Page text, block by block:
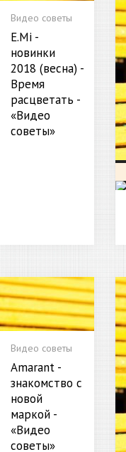
Видео советы
E.Mi -
новинки
2018 (весна) -
Время
расцветать -
«Видео
советы»
Видео советы
Amarant -
знакомство с
новой
маркой -
«Видео
советы»